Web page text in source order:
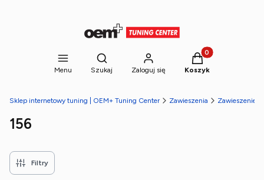
Menu
Otwórz wyszukiwarkę
Szukaj Zaloguj się
Produkty w
Koszyk
Sklep internetowy tuning | OEM+ Tuning Center Zawieszenia Zawieszenie
156
Filtry